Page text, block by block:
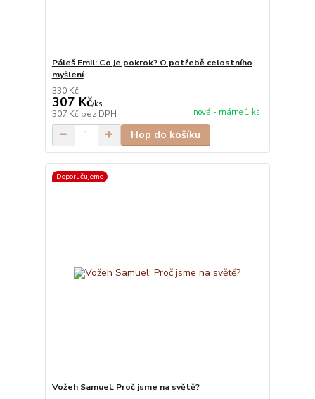
Páleš Emil: Co je pokrok? O potřebě celostního
myšlení
330 Kč
307 Kč/ks
307 Kč bez DPH nová - máme 1 ks
Hop do košíku
Doporučujeme
Vožeh Samuel: Proč jsme na světě?